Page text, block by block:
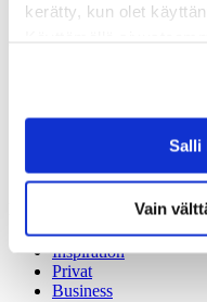
kerätty, kun olet
Salli
Vain
Inspiration
Privat
Business